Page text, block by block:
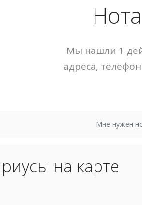
Мы нашли 1
адреса,
Мне нужен
на карте